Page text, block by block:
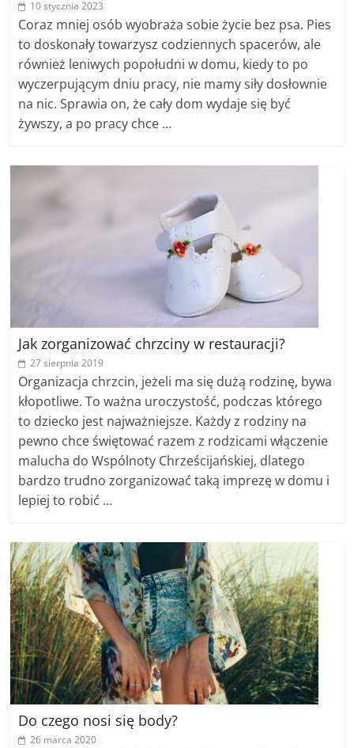
10 stycznia 2023
Coraz mniej osób wyobraża sobie życie bez psa. Pies
to doskonały towarzysz codziennych spacerów, ale
również leniwych popołudni w domu, kiedy to po
wyczerpującym dniu pracy, nie mamy siły dosłownie
na nic. Sprawia on, że cały dom wydaje się być
żywszy, a po pracy chce …
Jak zorganizować chrzciny w restauracji?
27 sierpnia 2019
Organizacja chrzcin, jeżeli ma się dużą rodzinę, bywa
kłopotliwe. To ważna uroczystość, podczas którego
to dziecko jest najważniejsze. Każdy z rodziny na
pewno chce świętować razem z rodzicami włączenie
malucha do Wspólnoty Chrześcijańskiej, dlatego
bardzo trudno zorganizować taką imprezę w domu i
lepiej to robić …
Do czego nosi się body?
26 marca 2020